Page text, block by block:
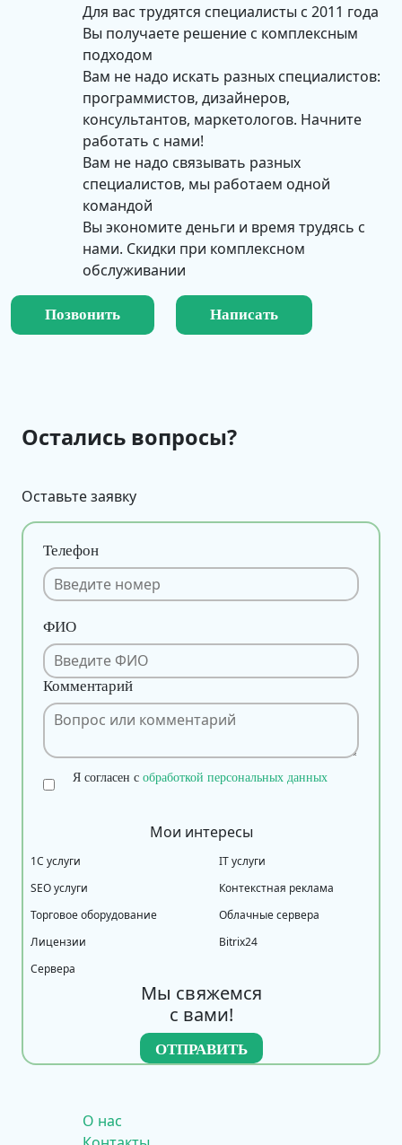
Для вас трудятся специалисты с 2011 года
Вы получаете решение с комплексным
подходом
Вам не надо искать разных специалистов:
программистов, дизайнеров,
консультантов, маркетологов. Начните
работать с нами!
Вам не надо связывать разных
специалистов, мы работаем одной
командой
Вы экономите деньги и время трудясь с
нами. Скидки при комплексном
обслуживании
Позвонить Написать
Остались вопросы?
Оставьте заявку
Телефон
ФИО
Комментарий
Я согласен с обработкой персональных данных
Мои интересы
1С услуги
IT услуги
SEO услуги
Контекстная реклама
Торговое оборудование
Облачные сервера
Лицензии
Bitrix24
Сервера
Мы свяжемся
с вами!
О нас